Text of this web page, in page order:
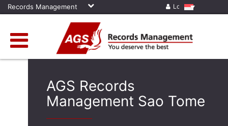
Records Management Log in
AGS Records
Management Sao Tome